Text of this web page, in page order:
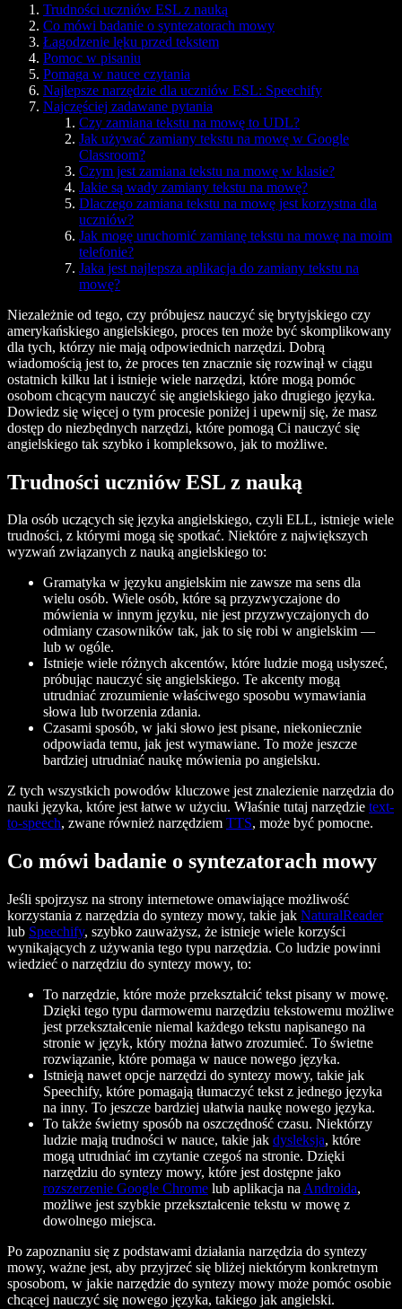
Trudności uczniów ESL z nauką
Co mówi badanie o syntezatorach mowy
Łagodzenie lęku przed tekstem
Pomoc w pisaniu
Pomaga w nauce czytania
Najlepsze narzędzie dla uczniów ESL: Speechify
Najczęściej zadawane pytania
Czy zamiana tekstu na mowę to UDL?
Jak używać zamiany tekstu na mowę w Google
Classroom?
Czym jest zamiana tekstu na mowę w klasie?
Jakie są wady zamiany tekstu na mowę?
Dlaczego zamiana tekstu na mowę jest korzystna dla
uczniów?
Jak mogę uruchomić zamianę tekstu na mowę na moim
telefonie?
Jaka jest najlepsza aplikacja do zamiany tekstu na
mowę?
Niezależnie od tego, czy próbujesz nauczyć się brytyjskiego czy
amerykańskiego angielskiego, proces ten może być skomplikowany
dla tych, którzy nie mają odpowiednich narzędzi. Dobrą
wiadomością jest to, że proces ten znacznie się rozwinął w ciągu
ostatnich kilku lat i istnieje wiele narzędzi, które mogą pomóc
osobom chcącym nauczyć się angielskiego jako drugiego języka.
Dowiedz się więcej o tym procesie poniżej i upewnij się, że masz
dostęp do niezbędnych narzędzi, które pomogą Ci nauczyć się
angielskiego tak szybko i kompleksowo, jak to możliwe.
Trudności uczniów ESL z nauką
Dla osób uczących się języka angielskiego, czyli ELL, istnieje wiele
trudności, z którymi mogą się spotkać. Niektóre z największych
wyzwań związanych z nauką angielskiego to:
Gramatyka w języku angielskim nie zawsze ma sens dla
wielu osób. Wiele osób, które są przyzwyczajone do
mówienia w innym języku, nie jest przyzwyczajonych do
odmiany czasowników tak, jak to się robi w angielskim —
lub w ogóle.
Istnieje wiele różnych akcentów, które ludzie mogą usłyszeć,
próbując nauczyć się angielskiego. Te akcenty mogą
utrudniać zrozumienie właściwego sposobu wymawiania
słowa lub tworzenia zdania.
Czasami sposób, w jaki słowo jest pisane, niekoniecznie
odpowiada temu, jak jest wymawiane. To może jeszcze
bardziej utrudniać naukę mówienia po angielsku.
Z tych wszystkich powodów kluczowe jest znalezienie narzędzia do
nauki języka, które jest łatwe w użyciu. Właśnie tutaj narzędzie text-
to-speech, zwane również narzędziem TTS, może być pomocne.
Co mówi badanie o syntezatorach mowy
Jeśli spojrzysz na strony internetowe omawiające możliwość
korzystania z narzędzia do syntezy mowy, takie jak NaturalReader
lub Speechify, szybko zauważysz, że istnieje wiele korzyści
wynikających z używania tego typu narzędzia. Co ludzie powinni
wiedzieć o narzędziu do syntezy mowy, to:
To narzędzie, które może przekształcić tekst pisany w mowę.
Dzięki tego typu darmowemu narzędziu tekstowemu możliwe
jest przekształcenie niemal każdego tekstu napisanego na
stronie w język, który można łatwo zrozumieć. To świetne
rozwiązanie, które pomaga w nauce nowego języka.
Istnieją nawet opcje narzędzi do syntezy mowy, takie jak
Speechify, które pomagają tłumaczyć tekst z jednego języka
na inny. To jeszcze bardziej ułatwia naukę nowego języka.
To także świetny sposób na oszczędność czasu. Niektórzy
ludzie mają trudności w nauce, takie jak dysleksja, które
mogą utrudniać im czytanie czegoś na stronie. Dzięki
narzędziu do syntezy mowy, które jest dostępne jako
rozszerzenie Google Chrome lub aplikacja na Androida,
możliwe jest szybkie przekształcenie tekstu w mowę z
dowolnego miejsca.
Po zapoznaniu się z podstawami działania narzędzia do syntezy
mowy, ważne jest, aby przyjrzeć się bliżej niektórym konkretnym
sposobom, w jakie narzędzie do syntezy mowy może pomóc osobie
chcącej nauczyć się nowego języka, takiego jak angielski.